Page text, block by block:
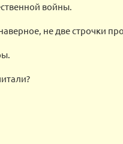
войны.
не две строчки